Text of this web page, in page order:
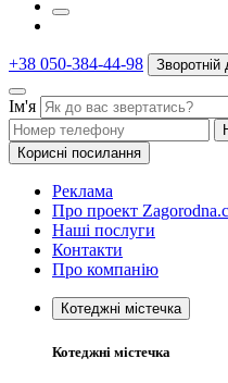
+38 050-384-44-98 Зворотній
Ім'я
Корисні посилання
Реклама
Про проект
Наші послуги
Контакти
Про компанію
Котеджні містечка
Котеджні містечка